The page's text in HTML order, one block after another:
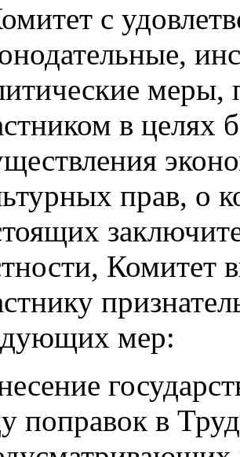
с
меры,
в целях
прав, о
Комитет
мер:
поправок в